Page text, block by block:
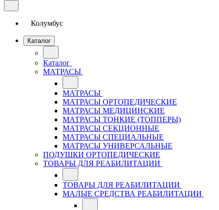
Колумбус
Каталог
Каталог
МАТРАСЫ
МАТРАСЫ
МАТРАСЫ ОРТОПЕДИЧЕСКИЕ
МАТРАСЫ МЕДИЦИНСКИЕ
МАТРАСЫ ТОНКИЕ (ТОППЕРЫ)
МАТРАСЫ СЕКЦИОННЫЕ
МАТРАСЫ СПЕЦИАЛЬНЫЕ
МАТРАСЫ УНИВЕРСАЛЬНЫЕ
ПОДУШКИ ОРТОПЕДИЧЕСКИЕ
ТОВАРЫ ДЛЯ РЕАБИЛИТАЦИИ
ТОВАРЫ ДЛЯ РЕАБИЛИТАЦИИ
МАЛЫЕ СРЕДСТВА РЕАБИЛИТАЦИИ